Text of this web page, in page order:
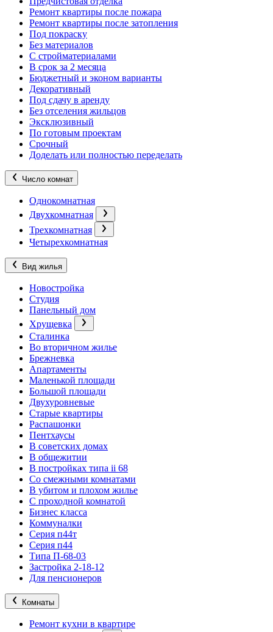
Ремонт квартиры после пожара
Ремонт квартиры после затопления
Под покраску
Без материалов
С стройматериалами
В срок за 2 месяца
Бюджетный и эконом варианты
Декоративный
Под сдачу в аренду
Без отселения жильцов
Эксклюзивный
По готовым проектам
Срочный
Доделать или полностью переделать
Число комнат
Однокомнатная
Двухкомнатная
Трехкомнатная
Четырехкомнатная
Вид жилья
Новостройка
Студия
Панельный дом
Хрущевка
Сталинка
Во вторичном жилье
Брежневка
Апартаменты
Маленькой площади
Большой площади
Двухуровневые
Старые квартиры
Распашонки
Пентхаусы
В советских домах
В общежитии
В постройках типа ii 68
Со смежными комнатами
В убитом и плохом жилье
С проходной комнатой
Бизнес класса
Коммуналки
Серия п44т
Серия п44
Типа П-68-03
Застройка 2-18-12
Для пенсионеров
Комнаты
Ремонт кухни в квартире